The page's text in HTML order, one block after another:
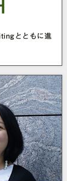
とともに進